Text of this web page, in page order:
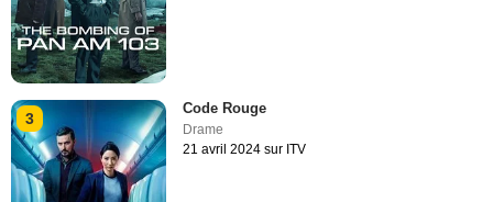
3
Code Rouge
Drame
21 avril 2024 sur ITV